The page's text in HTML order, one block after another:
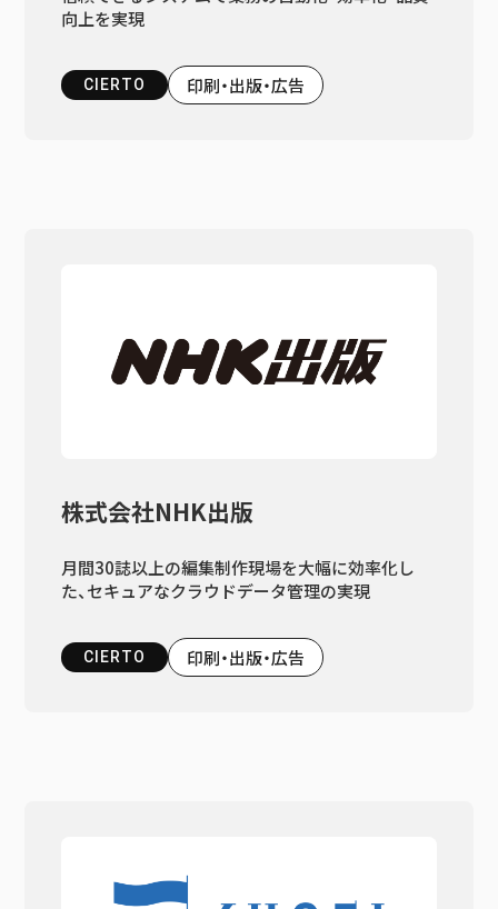
向上を実現
CIERTO 印刷・出版・広告
株式会社NHK出版
月間30誌以上の編集制作現場を大幅に効率化し
た、セキュアなクラウドデータ管理の実現
CIERTO 印刷・出版・広告